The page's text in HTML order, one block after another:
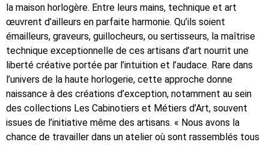
la maison horlogère. Entre leurs mains, technique et art
œuvrent d’ailleurs en parfaite harmonie. Qu’ils soient
émailleurs, graveurs, guillocheurs, ou sertisseurs, la maîtrise
technique exceptionnelle de ces artisans d’art nourrit une
liberté créative portée par l’intuition et l’audace. Rare dans
l’univers de la haute horlogerie, cette approche donne
naissance à des créations d’exception, notamment au sein
des collections Les Cabinotiers et Métiers d’Art, souvent
issues de l’initiative même des artisans. « Nous avons la
chance de travailler dans un atelier où sont rassemblés tous